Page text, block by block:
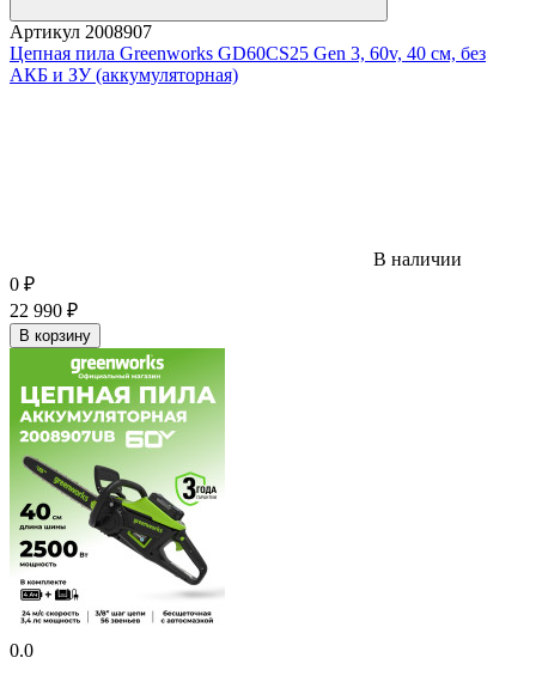
Артикул 2008907
Цепная пила Greenworks GD60CS25 Gen 3, 60v, 40 см, без
АКБ и ЗУ (аккумуляторная)
В наличии
0 ₽
22 990 ₽
В корзину
0.0